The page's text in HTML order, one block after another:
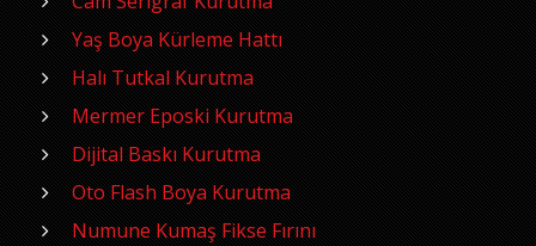
Yaş Boya Kürleme Hattı
Halı Tutkal Kurutma
Mermer Eposki Kurutma
Dijital Baskı Kurutma
Oto Flash Boya Kurutma
Numune Kumaş Fikse Fırını